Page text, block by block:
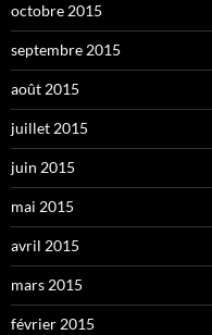
octobre 2015
septembre 2015
août 2015
juillet 2015
juin 2015
mai 2015
avril 2015
mars 2015
février 2015